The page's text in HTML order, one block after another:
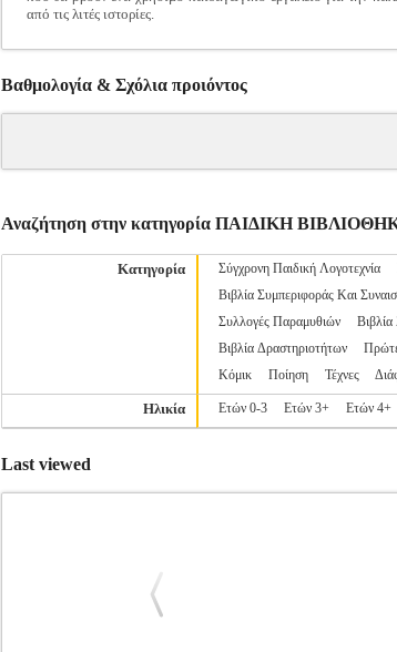
από τις λιτές ιστορίες.
Βαθμολογία & Σχόλια προιόντος
Αναζήτηση στην κατηγορία ΠΑΙΔΙΚΗ
Κατηγορία Σύγχρονη Παιδική Λογοτεχνία
Βιβλία Συμπεριφοράς Και
Συλλογές Παραμυθιών
Βιβλία Δραστηριοτήτων
Κόμικ
Ποίηση Τέχνες
Ηλικία Ετών 0-3 Ετών 3+ Ετών 4+
Last viewed